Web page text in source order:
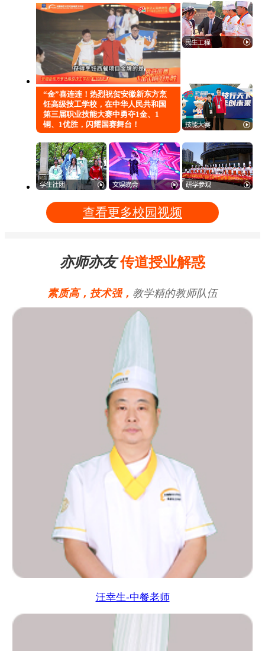
“金”喜连连！热烈祝贺安徽新东方烹
饪高级技工学校，在中华人民共和国
第三届职业技能大赛中勇夺1金、1
铜、1优胜，闪耀国赛舞台！
查看更多校园视频
亦师亦友传道授业解惑
素质高，技术强， 教学精的教师队伍
汪幸生-中餐老师